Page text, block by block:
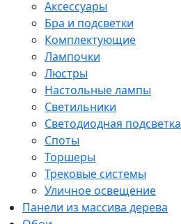
Аксессуары
Бра и подсветки
Комплектующие
Лампочки
Люстры
Настольные лампы
Светильники
Светодиодная подсветка
Споты
Торшеры
Трековые системы
Уличное освещение
Панели из массива дерева